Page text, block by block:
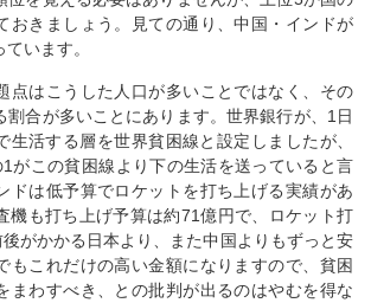
おきましょう。見ての通り、中国・インドが
います。
点はこうした人口が多いことではなく、その
割合が多いことにあります。世界銀行が、1日
生活する層を世界貧困線と設定しましたが、
がこの貧困線より下の生活を送っていると言
ドは低予算でロケットを打ち上げる実績があ
機も打ち上げ予算は約71億円で、ロケット打
がかかる日本より、また中国よりもずっと安
もこれだけの高い金額になりますので、貧困
まわすべき、との批判が出るのはやむを得な